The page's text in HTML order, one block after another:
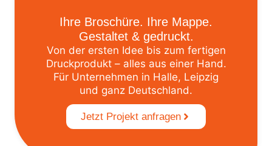
Ihre Broschüre. Ihre Mappe.
Gestaltet & gedruckt.
Von der ersten Idee bis zum fertigen
Druckprodukt – alles aus einer Hand.
Für Unternehmen in Halle, Leipzig
und ganz Deutschland.
Jetzt Projekt anfragen